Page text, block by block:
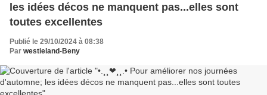
les idées décos ne manquent pas...elles sont
toutes excellentes
Publié le 29/10/2024 à 08:38
Par westieland-Beny